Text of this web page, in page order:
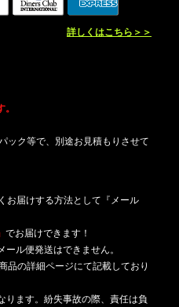
詳しくはこちら＞＞
ック等で、別途お見積もりさせて
お届けする方法として『メール
でお届けできます！
ル便発送はできません。
品の詳細ページにて記載しており
ます。紛失事故の際、責任は負